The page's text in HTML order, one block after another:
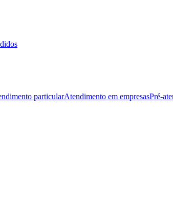
particularAtendimento em empresasPré-